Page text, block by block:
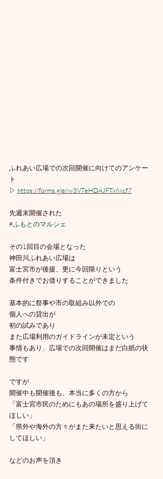
ふれあい広場での次回開催に向けてのアンケー
ト
▷ https://forms.gle/w3VTeHDAJFTx6xcf7
先週末開催された
#ふもとのマルシェ
その1回目の会場となった
神田川ふれあい広場は
富士宮市が後援、更に今回限りという
条件付きでお借りすることができました
基本的に祭事や市の取組み以外での
個人への貸出が
初の試みであり
また広場利用のガイドラインが未定という
事情もあり、広場での次回開催はまだ白紙の状
態です
ですが
開催中も開催後も、本当に多くの方から
「富士宮市民のためにもあの場所を盛り上げて
ほしい」
「県外や海外の方々がまた来たいと思える街に
してほしい」
などのお声を頂き